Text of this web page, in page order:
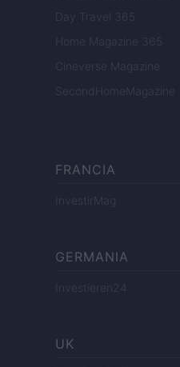
Day Travel 365
Home Magazine 365
Cineverse Magazine
SecondHomeMagazine
FRANCIA
InvestirMag
GERMANIA
Investieren24
UK